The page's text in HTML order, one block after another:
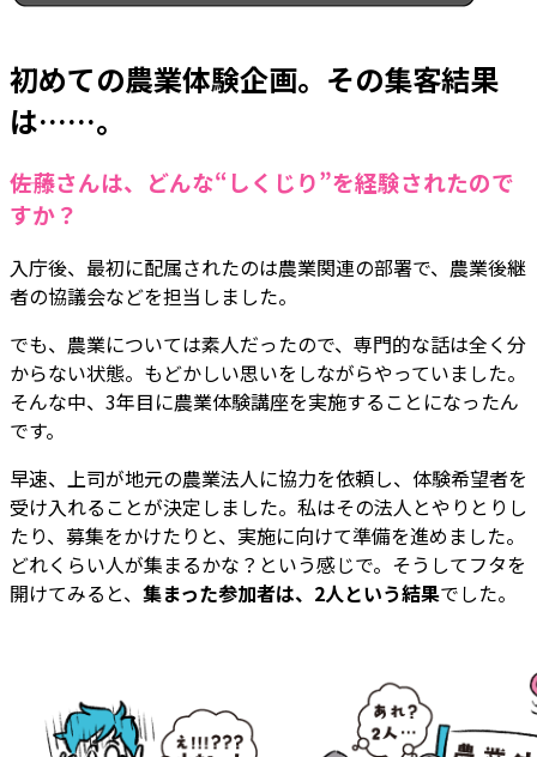
初めての農業体験企画。その集客結果
は……。
――佐藤さんは、どんな“しくじり”を経験されたので
すか？
入庁後、最初に配属されたのは農業関連の部署で、農業後継
者の協議会などを担当しました。
でも、農業については素人だったので、専門的な話は全く分
からない状態。もどかしい思いをしながらやっていました。
そんな中、3年目に農業体験講座を実施することになったん
です。
早速、上司が地元の農業法人に協力を依頼し、体験希望者を
受け入れることが決定しました。私はその法人とやりとりし
たり、募集をかけたりと、実施に向けて準備を進めました。
どれくらい人が集まるかな？という感じで。そうしてフタを
開けてみると、 集まった参加者は、2人という結果でした。